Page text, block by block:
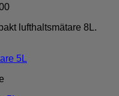
lufthaltsmätare 8L.